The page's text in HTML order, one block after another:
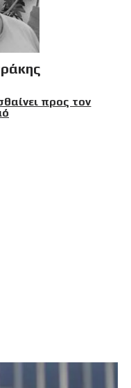
προς τον